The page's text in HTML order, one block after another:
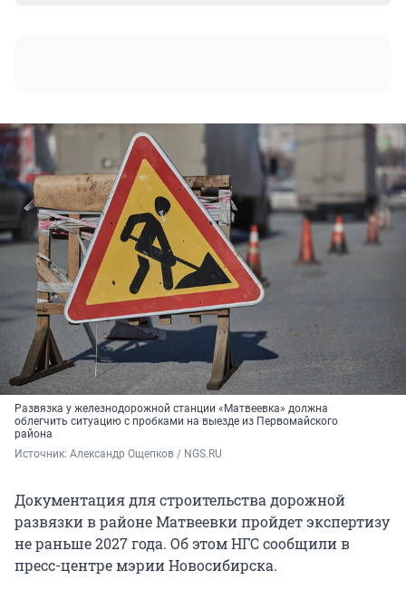
Развязка у железнодорожной станции «Матвеевка» должна
облегчить ситуацию с пробками на выезде из Первомайского
района
Источник: Александр Ощепков / NGS.RU
Документация для строительства дорожной
развязки в районе Матвеевки пройдет экспертизу
не раньше 2027 года. Об этом НГС сообщили в
пресс-центре мэрии Новосибирска.